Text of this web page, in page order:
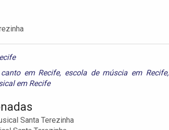
em Recife, escola de múscia em Recife,
em Recife
Santa Terezinha